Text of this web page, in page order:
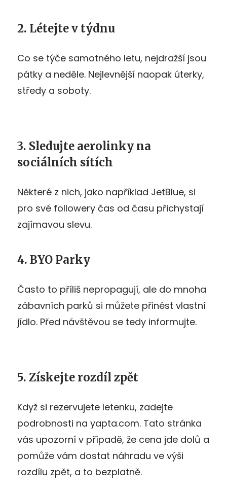
2. Létejte v týdnu
Co se týče samotného letu, nejdražší jsou
pátky a neděle. Nejlevnější naopak úterky,
středy a soboty.
3. Sledujte aerolinky na
sociálních sítích
Některé z nich, jako například JetBlue, si
pro své followery čas od času přichystají
zajímavou slevu.
4. BYO Parky
Často to příliš nepropagují, ale do mnoha
zábavních parků si můžete přinést vlastní
jídlo. Před návštěvou se tedy informujte.
5. Získejte rozdíl zpět
Když si rezervujete letenku, zadejte
podrobnosti na yapta.com. Tato stránka
vás upozorní v případě, že cena jde dolů a
pomůže vám dostat náhradu ve výši
rozdílu zpět, a to bezplatně.